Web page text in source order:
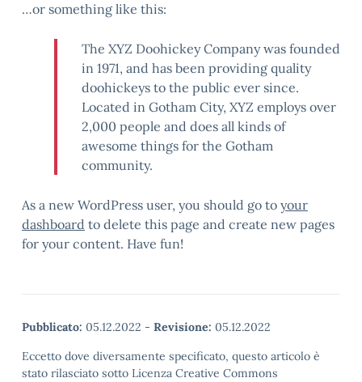
…or something like this:
The XYZ Doohickey Company was founded
in 1971, and has been providing quality
doohickeys to the public ever since.
Located in Gotham City, XYZ employs over
2,000 people and does all kinds of
awesome things for the Gotham
community.
As a new WordPress user, you should go to your
dashboard to delete this page and create new pages
for your content. Have fun!
Pubblicato: 05.12.2022 - Revisione: 05.12.2022
Eccetto dove diversamente specificato, questo articolo è
stato rilasciato sotto Licenza Creative Commons